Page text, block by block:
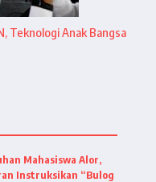
Teknologi Anak Bangsa
Mahasiswa Alor,
Instruksikan “Bulog